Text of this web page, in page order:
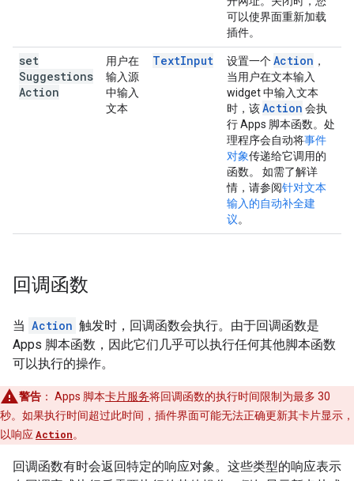
可以使界面重新加载
插件。
set
Suggestions
Action
用户在
输入源
中输入
文本
TextInput 设置一个Action ，
当用户在文本输入
widget 中输入文本
时，该Action 会执
行 Apps 脚本函数。处
理程序会自动将事件
对象传递给它调用的
函数。 如需了解详
情，请参阅针对文本
输入的自动补全建
议。
回调函数
当 Action 触发时，回调函数会执行。由于回调函数是
Apps 脚本函数，因此它们几乎可以执行任何其他脚本函数
可以执行的操作。
警告 ： Apps 脚本卡片服务将回调函数的执行时间限制为最多 30
秒。如果执行时间超过此时间，插件界面可能无法正确更新其卡片显示，
以响应 Action。
回调函数有时会返回特定的响应对象。这些类型的响应表示